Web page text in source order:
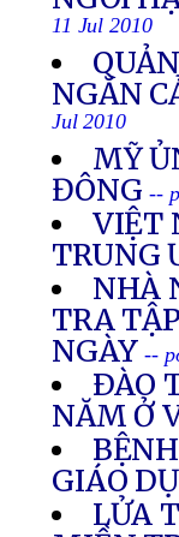
11 Jul 2010
NGĂN
Jul 2010
MỸ
ĐÔNG--
VIỆT
TRUNG
NHÀ
TRA
NGÀY --
ÐÀO
NĂM Ở
GIÁO
LỬA